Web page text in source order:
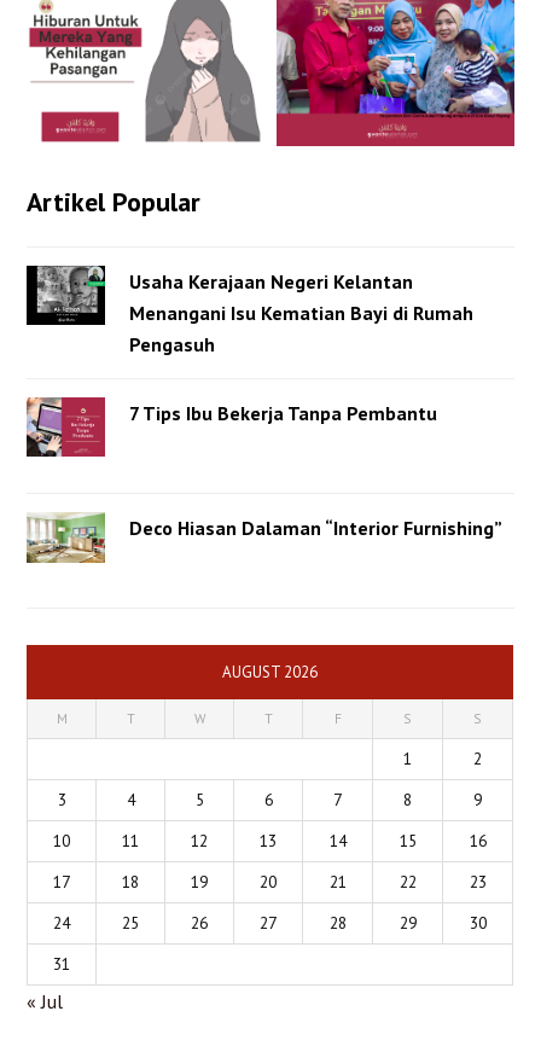
Artikel Popular
Usaha Kerajaan Negeri Kelantan
Menangani Isu Kematian Bayi di Rumah
Pengasuh
7 Tips Ibu Bekerja Tanpa Pembantu
Deco Hiasan Dalaman “Interior Furnishing”
AUGUST 2026
M T W T F S S
1
2
3
4 5 6 7 8
9
10
11 12 13 14 15
16
17
18 19 20 21 22
23
24
25 26 27 28 29
30
31
« Jul